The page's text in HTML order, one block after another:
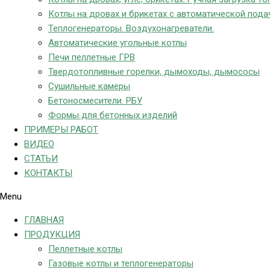
Котлы на дровах и брикетах с автоматической
Теплогенераторы. Воздухонагреватели.
Автоматические угольные котлы
Печи пеллетные ГРВ
Твердотопливные горелки, дымоходы, дымососы
Сушильные камеры
Бетоносмесители. РБУ
Формы для бетонных изделий
ПРИМЕРЫ РАБОТ
ВИДЕО
СТАТЬИ
КОНТАКТЫ
Menu
ГЛАВНАЯ
ПРОДУКЦИЯ
Пеллетные котлы
Газовые котлы и теплогенераторы